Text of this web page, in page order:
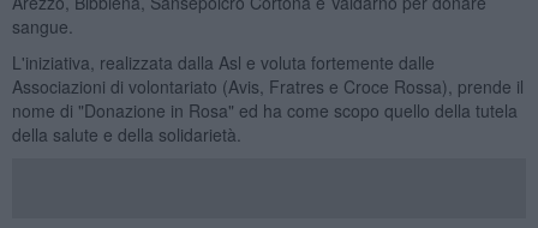
sangue.
L'iniziativa, realizzata dalla Asl e voluta fortemente dalle
Associazioni di volontariato (Avis, Fratres e Croce Rossa), prende il
nome di "Donazione in Rosa" ed ha come scopo quello della tutela
della salute e della solidarietà.